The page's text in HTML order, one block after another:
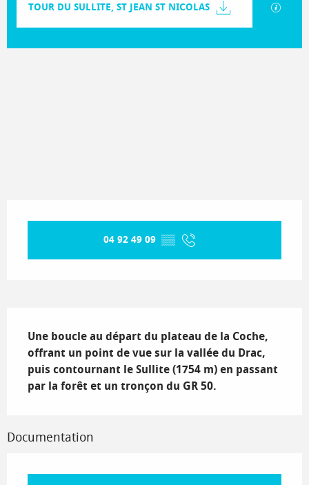
TOUR DU SULLITE, ST JEAN ST NICOLAS
04 92 49 09 ▒▒
Une boucle au départ du plateau de la Coche,
offrant un point de vue sur la vallée du Drac,
puis contournant le Sullite (1754 m) en passant
par la forêt et un tronçon du GR 50.
Documentation